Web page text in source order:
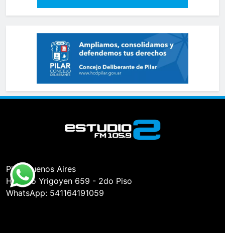
Pilar, Buenos Aires
Hipólito Yrigoyen 659 - 2do Piso
WhatsApp: 541164191059